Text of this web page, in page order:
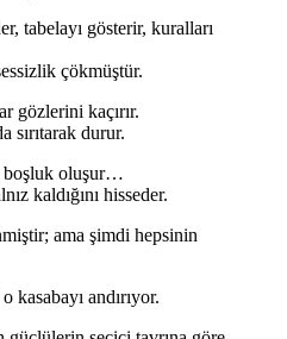
tabelayı gösterir, kuralları
çökmüştür.
gözlerini kaçırır.
sırıtarak durur.
boşluk oluşur…
kaldığını hisseder.
ama şimdi hepsinin
kasabayı andırıyor.